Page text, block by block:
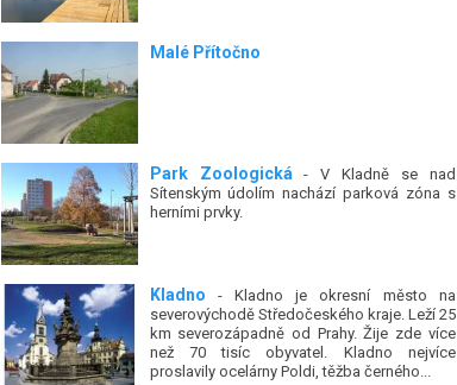
Malé Přítočno
Park Zoologická - V Kladně se nad
Sítenským údolím nachází parková zóna s
herními prvky.
Kladno - Kladno je okresní město na
severovýchodě Středočeského kraje. Leží 25
km severozápadně od Prahy. Žije zde více
než 70 tisíc obyvatel. Kladno nejvíce
proslavily ocelárny Poldi, těžba černého...